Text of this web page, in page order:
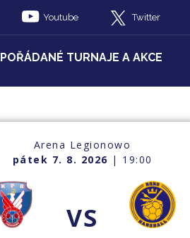
Youtube Twitter
POŘÁDANÉ TURNAJE A AKCE
Arena Legionowo
pátek 7. 8. 2026 | 19:00
VS